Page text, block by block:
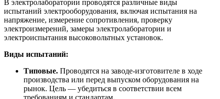
В электролаборатории проводятся различные виды
испытаний электрооборудования, включая испытания на
напряжение, измерение сопротивления, проверку
электроизмерений, замеры электролаборатории и
электроиспытания высоковольтных установок.
Виды испытаний:
Типовые. Проводятся на заводе-изготовителе в ходе
производства или перед выпуском оборудования на
рынок. Цель — убедиться в соответствии всем
требованиям и стандартам.